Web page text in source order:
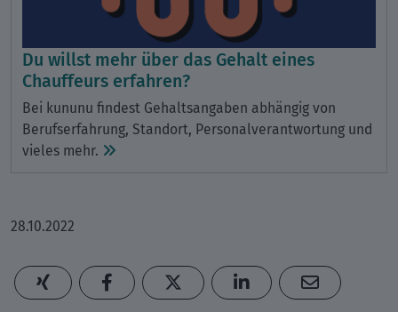
Du willst mehr über das Gehalt eines
Chauffeurs erfahren?
Bei kununu findest Gehaltsangaben abhängig von
Berufserfahrung, Standort, Personalverantwortung und
vieles mehr.
28.10.2022